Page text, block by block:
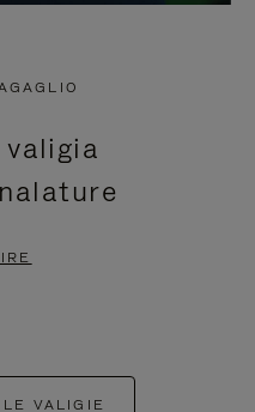
LE VALIGIE